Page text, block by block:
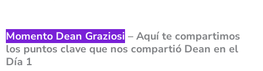
Momento Dean Graziosi – Aquí te compartimos
los puntos clave que nos compartió Dean en el
Día 1